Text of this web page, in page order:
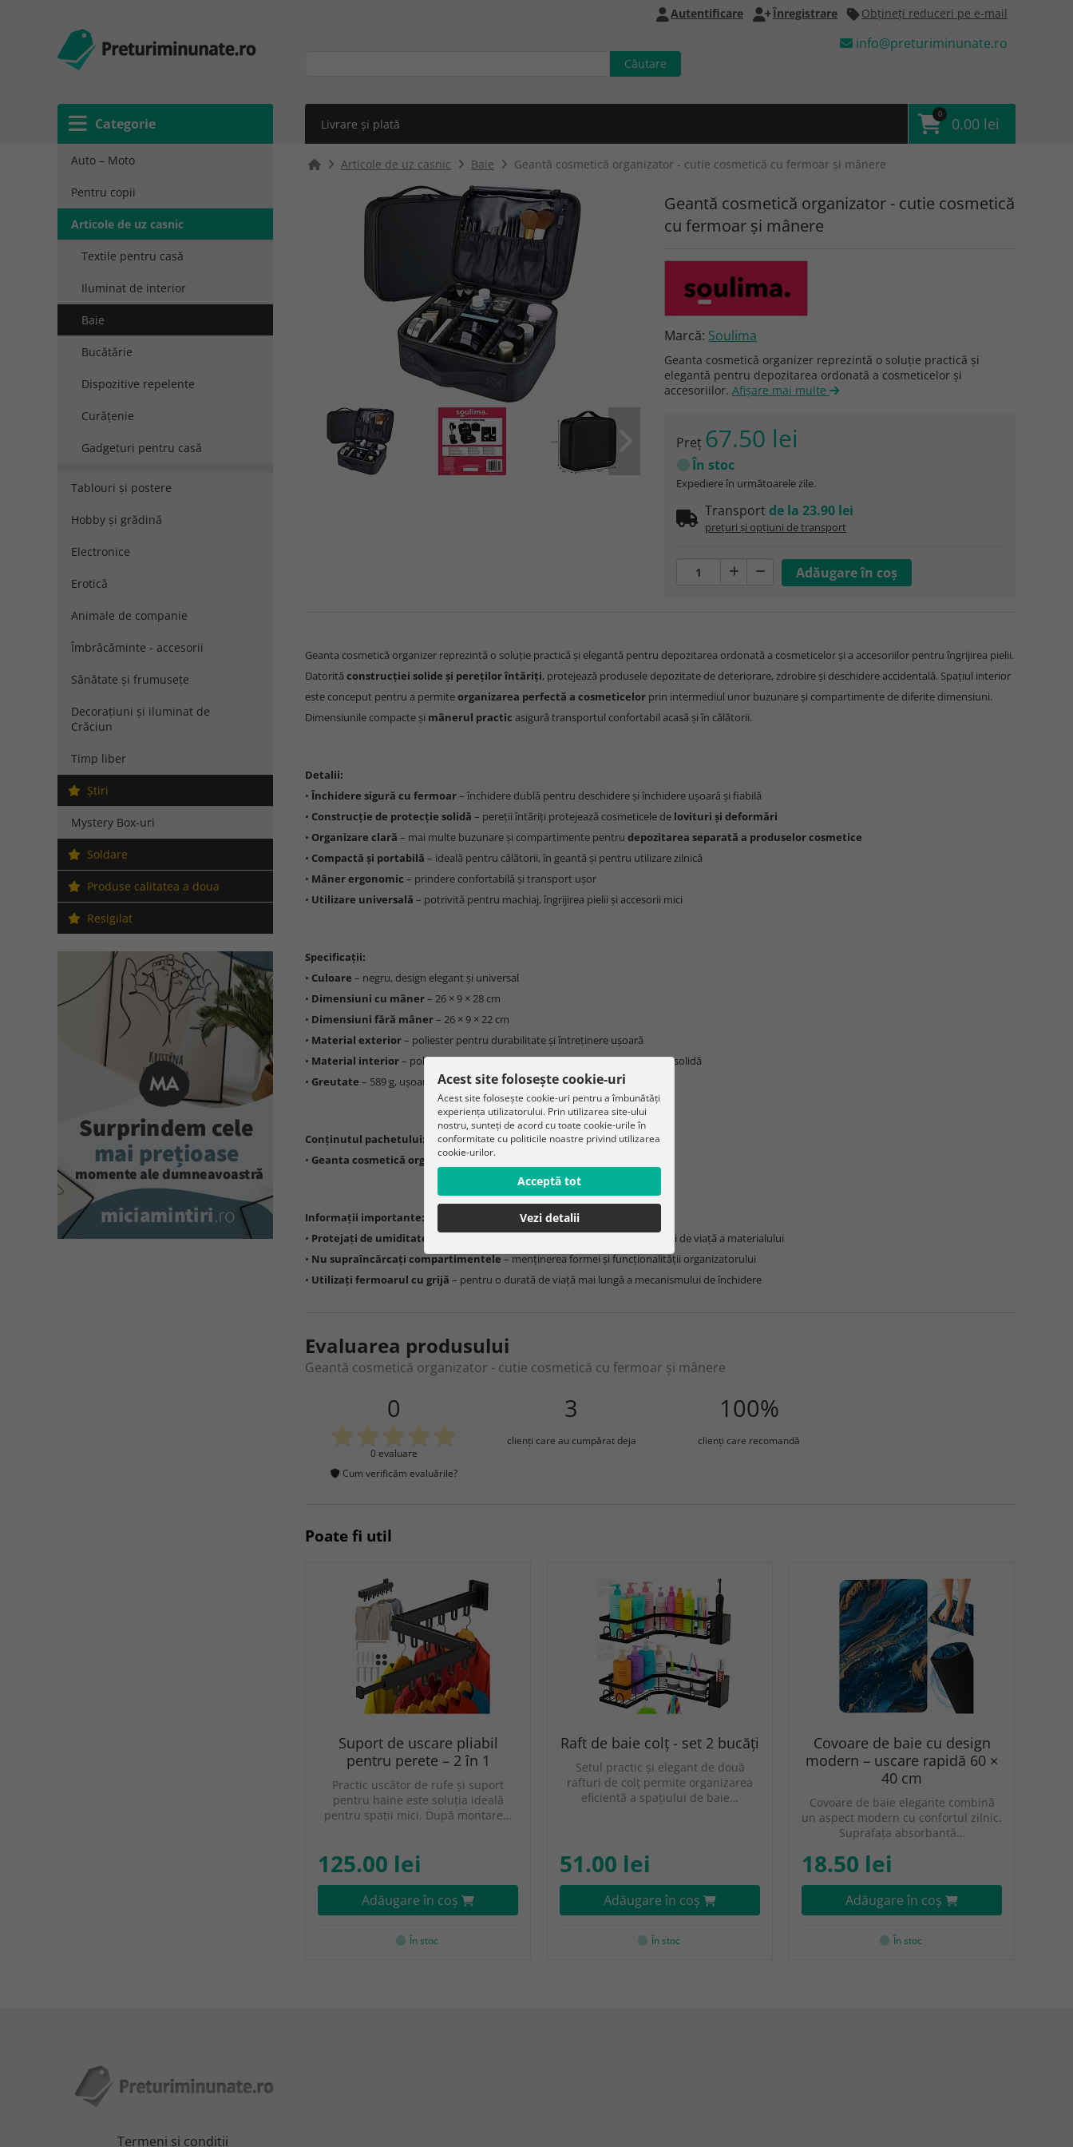
Categorie
Autentificare Înregistrare Obţineţi reduceri pe e-mail
info@preturiminunate.ro
Livrare și plată
0
0.00 lei
Auto – Moto
Pentru copii
Articole de uz casnic
Textile pentru casă
Iluminat de interior
Baie
Bucătărie
Dispozitive repelente
Curățenie
Gadgeturi pentru casă
Tablouri și postere
Hobby și grădină
Electronice
Erotică
Animale de companie
Îmbrăcăminte - accesorii
Sănătate și frumusețe
Decorațiuni și iluminat de
Crăciun
Timp liber
Ştiri
Mystery Box-uri
Soldare
Produse calitatea a doua
Resigilat
Articole de uz casnic Baie Geantă cosmetică organizator - cutie cosmetică cu fermoar și mânere
Geantă cosmetică organizator - cutie cosmetică
cu fermoar și mânere
Marcă: Soulima
Geanta cosmetică organizer reprezintă o soluție practică și
elegantă pentru depozitarea ordonată a cosmeticelor și
accesoriilor. Afişare mai multe
Preţ 67.50 lei
În stoc
Expediere în următoarele zile.
Transport de la 23.90 lei
prețuri și opțiuni de transport
Geanta cosmetică organizer reprezintă o soluție practică și elegantă pentru depozitarea ordonată a cosmeticelor și a accesoriilor pentru îngrijirea pielii.
Datorită construcției solide și pereților întăriți, protejează produsele depozitate de deteriorare, zdrobire și deschidere accidentală. Spațiul interior
este conceput pentru a permiteorganizarea perfectă a cosmeticelor prin intermediul unor buzunare și compartimente de diferite dimensiuni.
Dimensiunile compacte și mânerul practic asigură transportul confortabil acasă și în călătorii.
Detalii:
•Închidere sigură cu fermoar– închidere dublă pentru deschidere și închidere ușoară și fiabilă
• Construcție de protecție solidă – pereții întăriți protejează cosmeticele de lovituri și deformări
• Organizare clară – mai multe buzunare și compartimente pentru depozitarea separată a produselor cosmetice
• Compactă și portabilă – ideală pentru călătorii, în geantă și pentru utilizare zilnică
• Mâner ergonomic – prindere confortabilă și transport ușor
• Utilizare universală – potrivită pentru machiaj, îngrijirea pielii și accesorii mici
Specificații:
• Culoare – negru, design elegant și universal
• Dimensiuni cu mâner– 26 × 9 × 28 cm
• Dimensiuni fără mâner– 26 × 9 × 22 cm
• Material exterior– poliester pentru durabilitate și întreținere ușoară
• Material interior– poliester, MDF, EVA, PVC, nailon, fier pentru construcție solidă
• Greutate – 589 g, ușoară și ușor de transportat
Conținutul pachetului:
• Geanta cosmetică organizer– organizator solid pentru cosmetice
Informații importante:
• Protejați de umiditate și razele directe ale soarelui
– prelungirea duratei de viață a materialului
• Nu supraîncărcați compartimentele– menținerea formei și funcționalității organizatorului
• Utilizați fermoarul cu grijă – pentru o durată de viață mai lungă a mecanismului de închidere
Evaluarea produsului
Geantă cosmetică organizator - cutie cosmetică cu fermoar și mânere
0
0 evaluare
Cum verificăm evaluările?
3
clienţi care au cumpărat deja
100%
clienţi care recomandă
Poate fi util
Suport de uscare pliabil
pentru perete – 2 în 1
Practic uscător de rufe și suport
pentru haine este soluția ideală
pentru spații mici. După montare…
125.00 lei
Adăugare în coş
În stoc
Raft de baie colț - set 2 bucăți
Setul practic și elegant de două
rafturi de colț permite organizarea
eficientă a spațiului de baie…
51.00 lei
Adăugare în coş
În stoc
Covoare de baie cu design
modern – uscare rapidă 60 ×
40 cm
Covoare de baie elegante combină
un aspect modern cu confortul zilnic.
Suprafața absorbantă…
18.50 lei
Adăugare în coş
În stoc
Termeni şi condiţii
Acest site folosește cookie-uri
Acest site folosește cookie-uri pentru a îmbunătăți
experiența utilizatorului. Prin utilizarea site-ului
nostru, sunteți de acord cu toate cookie-urile în
conformitate cu politicile noastre privind utilizarea
cookie-urilor.
Acceptă tot
Vezi detalii